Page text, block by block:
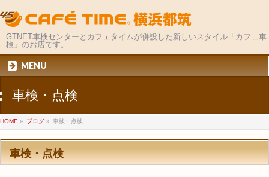
GTNET車検センターとカフェタイムが併設した新しいスタイル「カフェ車
検」のお店です。
MENU
車検・点検
HOME » ブログ » 車検・点検
車検・点検